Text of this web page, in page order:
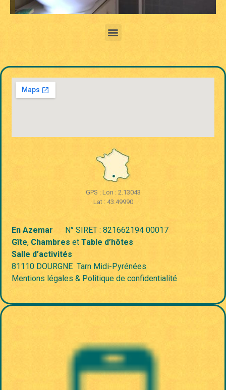
GPS : Lon : 2.13043
Lat : 43.49990
En Azemar N° SIRET : 821662194 00017
Gîte, Chambres et Table d’hôtes
Salle d’activités
81110 DOURGNE Tarn Midi-Pyrénées
Mentions légales & Politique de confidentialité